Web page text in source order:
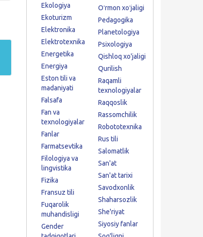
Ekologiya
Ekoturizm
Elektronika
Elektrotexnika
Energetika
Energiya
Eston tili va
madaniyati
Falsafa
Fan va
texnologiyalar
Fanlar
Farmatsevtika
Filologiya va
lingvistika
Fizika
Fransuz tili
Fuqarolik
muhandisligi
Gender
Oʻrmon xoʻjaligi
Pedagogika
Planetologiya
Psixologiya
Qishloq xo'jaligi
Qurilish
Raqamli
texnologiyalar
Raqqoslik
Rassomchilik
Robototexnika
Rus tili
Salomatlik
San'at
San'at tarixi
Savodxonlik
Shaharsozlik
She'riyat
Siyosiy fanlar